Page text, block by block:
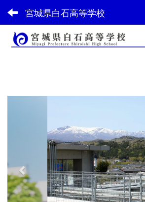
宮城県白石高等学校
o
u
s